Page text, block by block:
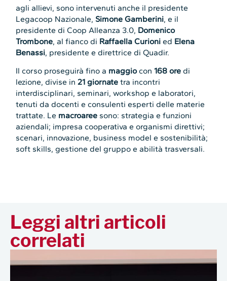
agli allievi, sono intervenuti anche il presidente
Legacoop Nazionale, Simone Gamberini, e il
presidente di Coop Alleanza 3.0, Domenico
Trombone, al fianco di Raffaella Curionied Elena
Benassi, presidente e direttrice di Quadir.
Il corso proseguirà fino a maggiocon168 oredi
lezione, divise in21 giornate tra incontri
interdisciplinari, seminari, workshop e laboratori,
tenuti da docenti e consulenti esperti delle materie
trattate. Le macroaree sono: strategia e funzioni
aziendali; impresa cooperativa e organismi direttivi;
scenari, innovazione, business model e sostenibilità;
soft skills, gestione del gruppo e abilità trasversali.
Leggi altri articoli
correlati